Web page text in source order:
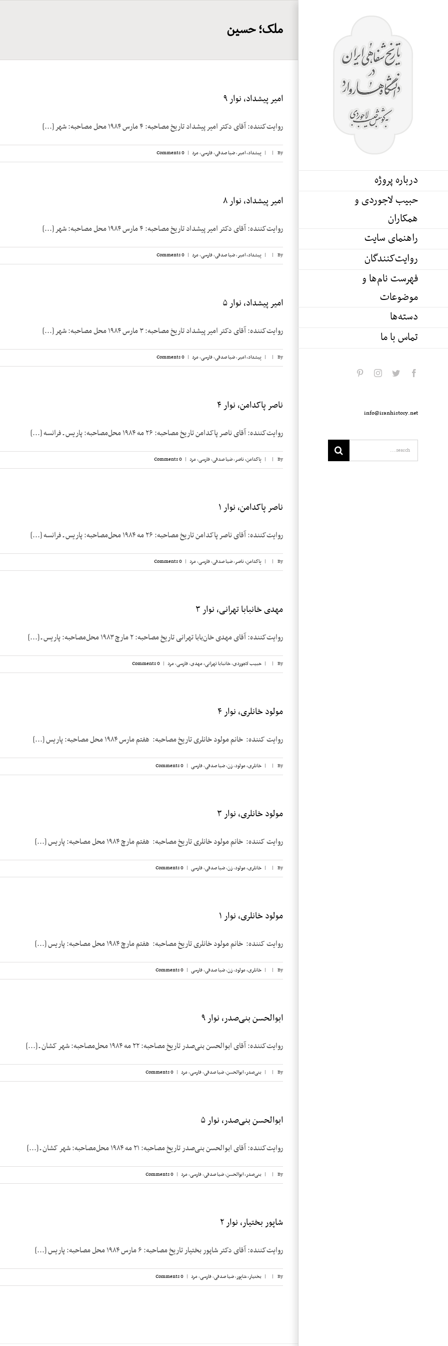
درباره پروژه
حبیب لاجوردی و
همکاران
راهنمای سایت
روایت‌کنندگان
فهرست نام‌ها و
موضوعات
دسته‌ها
تماس با ما
facebook
twitter
instagram
info@iranhistory.net
ملک؛ حسین
امیر پیشداد، نوار ۹
روایت‌کننده: آقای دکتر امیر پیشداد تاریخ مصاحبه: ۴ مارس ۱۹۸۴ محل مصاحبه: شهر [...]
By
|
| پیشداد، امیر,ضیا صدقی,فارسی,مرد |
0 Comments
امیر پیشداد، نوار ۸
روایت‌کننده: آقای دکتر امیر پیشداد تاریخ مصاحبه: ۴ مارس ۱۹۸۴ محل مصاحبه: شهر [...]
By
|
| پیشداد، امیر,ضیا صدقی,فارسی,مرد |
0 Comments
امیر پیشداد، نوار ۵
روایت‌کننده: آقای دکتر امیر پیشداد تاریخ مصاحبه: ۳ مارس ۱۹۸۴ محل مصاحبه: شهر [...]
By
|
| پیشداد، امیر,ضیا صدقی,فارسی,مرد |
0 Comments
ناصر پاکدامن، نوار ۴
روایت‌کننده: آقای ناصر پاکدامن تاریخ مصاحبه: ۲۶ مه ۱۹۸۴ محل‌مصاحبه: پاریس ـ فرانسه [...]
By
|
| پاکدامن، ناصر,ضیا صدقی,فارسی,مرد |
0 Comments
ناصر پاکدامن، نوار ۱
روایت‌کننده: آقای ناصر پاکدامن تاریخ مصاحبه: ۲۶ مه ۱۹۸۴ محل‌مصاحبه: پاریس ـ فرانسه [...]
By
|
| پاکدامن، ناصر,ضیا صدقی,فارسی,مرد |
0 Comments
مهدی خانبابا تهرانی، نوار ۳
روایت‌کننده: آقای مهدی خان‌بابا تهرانی تاریخ مصاحبه: ۲ مارچ ۱۹۸۳ محل‌مصاحبه: پاریس ـ [...]
By
|
| حبیب لاجوردی,خانبابا تهرانی، مهدی,فارسی,مرد |
0 Comments
مولود خانلری، نوار ۴
روایت کننده: خانم مولود خانلری تاریخ مصاحبه: هفتم مارس ۱۹۸۴ محل مصاحبه: پاریس [...]
By
|
| خانلری، مولود,زن,ضیا صدقی,فارسی |
0 Comments
مولود خانلری، نوار ۳
روایت کننده: خانم مولود خانلری تاریخ مصاحبه: هفتم مارچ ۱۹۸۴ محل مصاحبه: پاریس [...]
By
|
| خانلری، مولود,زن,ضیا صدقی,فارسی |
0 Comments
مولود خانلری، نوار ۱
روایت کننده: خانم مولود خانلری تاریخ مصاحبه: هفتم مارچ ۱۹۸۴ محل مصاحبه: پاریس [...]
By
|
| خانلری، مولود,زن,ضیا صدقی,فارسی |
0 Comments
ابوالحسن بنی‌صدر، نوار ۹
روایت‌کننده: آقای ابوالحسن بنی‌صدر تاریخ مصاحبه: ۲۲ مه ۱۹۸۴ محل‌مصاحبه: شهر کشان ـ [...]
By
|
| بنی‌صدر، ابوالحسن,ضیا صدقی,فارسی,مرد |
0 Comments
ابوالحسن بنی‌صدر، نوار ۵
روایت‌کننده: آقای ابوالحسن بنی‌صدر تاریخ مصاحبه: ۲۱ مه ۱۹۸۴ محل‌مصاحبه: شهر کشان ـ [...]
By
|
| بنی‌صدر، ابوالحسن,ضیا صدقی,فارسی,مرد |
0 Comments
شاپور بختیار، نوار ۲
روایت‌کننده: آقای دکتر شاپور بختیار تاریخ مصاحبه: ۶ مارس ۱۹۸۴ محل مصاحبه: پاریس [...]
By
|
| بختیار، شاپور,ضیا صدقی,فارسی,مرد |
0 Comments